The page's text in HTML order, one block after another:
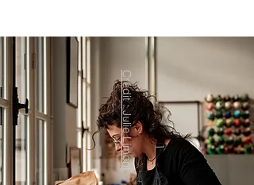
Crédit : Julie Limont